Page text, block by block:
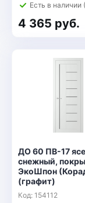
Есть в наличии
4 365 руб.
ДО 60 ПВ-17
снежный,
ЭкоШпон
(графит)
Код: 154112